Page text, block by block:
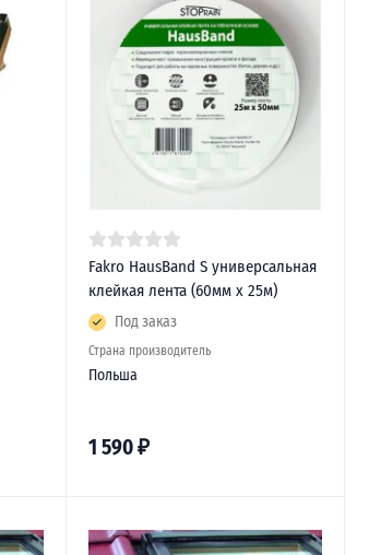
Fakro HausBand S универсальная
клейкая лента (60мм х 25м)
Под заказ
Страна производитель
Польша
1 590₽